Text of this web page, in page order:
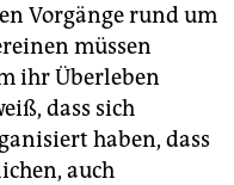
Vorgänge rund um
müssen
ihr Überleben
dass sich
haben, dass
auch